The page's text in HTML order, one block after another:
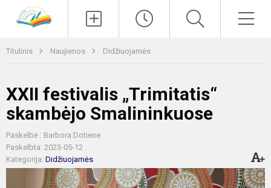
Titulinis Naujienos Didžiuojamės
XXII festivalis „Trimitatis“
skambėjo Smalininkuose
Paskelbė : Barbora Dotiene
Paskelbta: 2023-05-12
Kategorija: Didžiuojamės